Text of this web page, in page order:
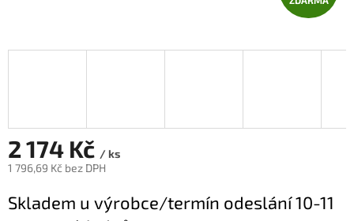
D
A
2 174 Kč / ks
1 796,69 Kč bez DPH
cena:
Skladem u výrobce/termín odeslání 10-11